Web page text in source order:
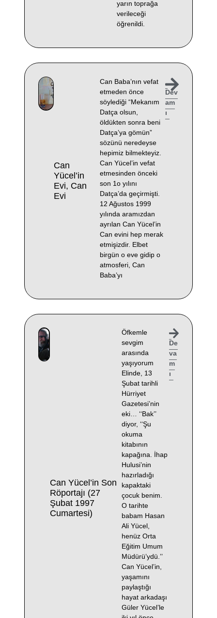
yarın toprağa
verileceği
öğrenildi.
Can
Yücel’in
Evi, Can
Evi
Can Baba’nın vefat
etmeden önce
söylediği “Mekanım
Datça olsun,
öldükten sonra beni
Datça’ya gömün”
sözünü neredeyse
hepimiz bilmekteyiz.
Can Yücel’in vefat
etmesinden önceki
son 1o yılını
Datça’da geçirmişti.
12 Ağustos 1999
yılında aramızdan
ayrılan Can Yücel’in
Can evini hep merak
etmişizdir. Elbet
birgün o eve gidip o
atmosferi, Can
Baba’yı
Dev
am
ı
Can Yücel’in Son
Röportajı (27
Şubat 1997
Cumartesi)
Öfkemle
sevgim
arasında
yaşıyorum
Elinde, 13
Şubat tarihli
Hürriyet
Gazetesi’nin
eki… ‘‘Bak’’
diyor, ‘‘Şu
okuma
kitabının
kapağına. İhap
Hulusi’nin
hazırladığı
kapaktaki
çocuk benim.
O tarihte
babam Hasan
Ali Yücel,
henüz Orta
Eğitim Umum
Müdürü’ydü.’’
Can Yücel’in,
yaşamını
paylaştığı
hayat arkadaşı
Güler Yücel’le
De
va
m
ı